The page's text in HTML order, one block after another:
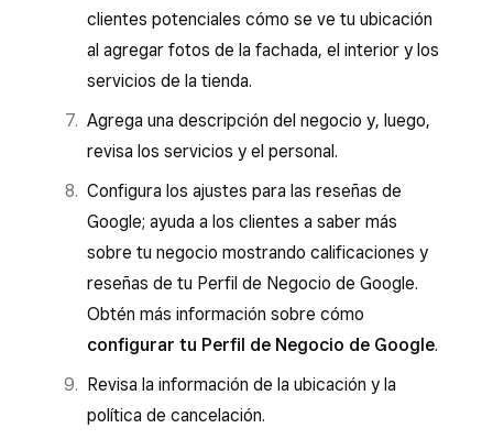
clientes potenciales cómo se ve tu ubicación
al agregar fotos de la fachada, el interior y los
servicios de la tienda.
Agrega una descripción del negocio y, luego,
revisa los servicios y el personal.
Configura los ajustes para las reseñas de
Google; ayuda a los clientes a saber más
sobre tu negocio mostrando calificaciones y
reseñas de tu Perfil de Negocio de Google.
Obtén más información sobre cómo
configurar tu Perfil de Negocio de Google.
Revisa la información de la ubicación y la
política de cancelación.